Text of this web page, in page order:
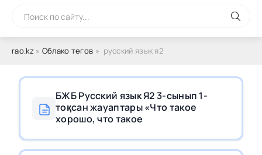
rao.kz» Облако тегов » русский язык я2
БЖБ Русский язык Я2 3-сынып 1-
тоқсан жауаптары «Что такое
хорошо, что такое